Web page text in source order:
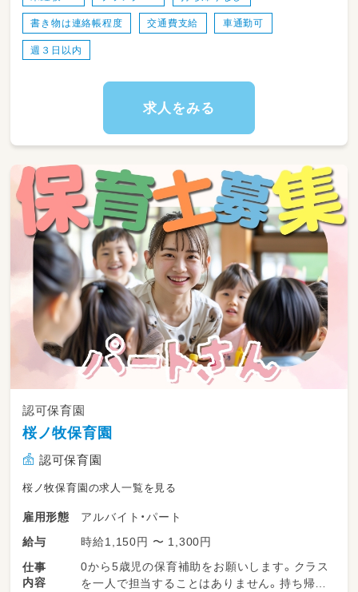
ね♪
書き物は連絡帳程度 交通費支給 車通勤可
週３日以内
求人をみる
認可保育園
桜ノ牧保育園
認可保育園
桜ノ牧保育園の求人一覧を見る
雇用形態
アルバイト・パート
給与
時給1,150円 〜 1,300円
仕事
内容
0から5歳児の保育補助をお願いします。クラス
を一人で担当することはありません。持ち帰り